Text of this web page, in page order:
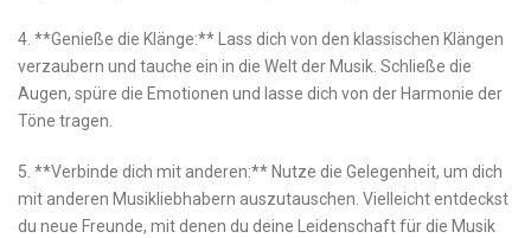
4. **Genieße die Klänge:**‌ Lass dich von den klassischen Klängen
verzaubern ​und tauche ein in die Welt ⁣der Musik. ‍Schließe die‌
Augen, spüre die Emotionen⁢ und lasse dich von der​ Harmonie der
Töne tragen.
5. **Verbinde dich mit⁢ anderen:**​ Nutze die Gelegenheit, um dich
mit anderen Musikliebhabern ​auszutauschen. Vielleicht entdeckst
du neue Freunde, mit denen​ du deine Leidenschaft⁢ für die Musik⁣